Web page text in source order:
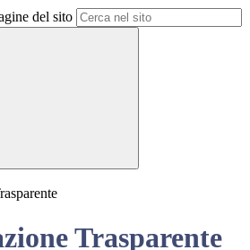
del sito
Trasparente